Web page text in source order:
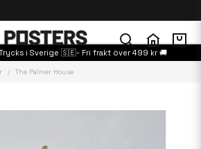
i Sverige 🇸🇪- Fri frakt över 499 kr 🚚
The Palmer House